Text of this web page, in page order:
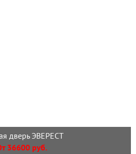
дверь ЭВЕРЕСТ
36600 руб.